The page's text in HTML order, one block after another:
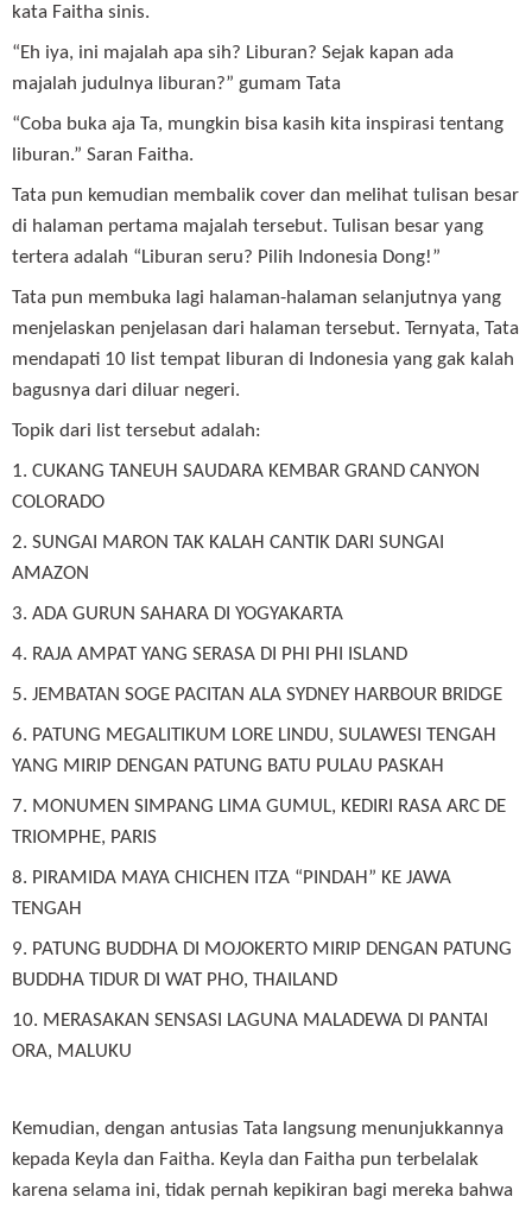
kata Faitha sinis.
“Eh iya, ini majalah apa sih? Liburan? Sejak kapan ada
majalah judulnya liburan?” gumam Tata
“Coba buka aja Ta, mungkin bisa kasih kita inspirasi tentang
liburan.” Saran Faitha.
Tata pun kemudian membalik cover dan melihat tulisan besar
di halaman pertama majalah tersebut. Tulisan besar yang
tertera adalah “Liburan seru? Pilih Indonesia Dong!”
Tata pun membuka lagi halaman-halaman selanjutnya yang
menjelaskan penjelasan dari halaman tersebut. Ternyata, Tata
mendapati 10 list tempat liburan di Indonesia yang gak kalah
bagusnya dari diluar negeri.
Topik dari list tersebut adalah:
1. CUKANG TANEUH SAUDARA KEMBAR GRAND CANYON
COLORADO
2. SUNGAI MARON TAK KALAH CANTIK DARI SUNGAI
AMAZON
3. ADA GURUN SAHARA DI YOGYAKARTA
4. RAJA AMPAT YANG SERASA DI PHI PHI ISLAND
5. JEMBATAN SOGE PACITAN ALA SYDNEY HARBOUR BRIDGE
6. PATUNG MEGALITIKUM LORE LINDU, SULAWESI TENGAH
YANG MIRIP DENGAN PATUNG BATU PULAU PASKAH
7. MONUMEN SIMPANG LIMA GUMUL, KEDIRI RASA ARC DE
TRIOMPHE, PARIS
8. PIRAMIDA MAYA CHICHEN ITZA “PINDAH” KE JAWA
TENGAH
9. PATUNG BUDDHA DI MOJOKERTO MIRIP DENGAN PATUNG
BUDDHA TIDUR DI WAT PHO, THAILAND
10. MERASAKAN SENSASI LAGUNA MALADEWA DI PANTAI
ORA, MALUKU
Kemudian, dengan antusias Tata langsung menunjukkannya
kepada Keyla dan Faitha. Keyla dan Faitha pun terbelalak
karena selama ini, tidak pernah kepikiran bagi mereka bahwa